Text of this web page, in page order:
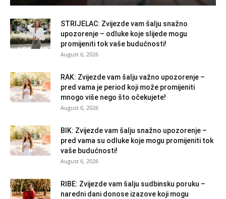
STRIJELAC: Zvijezde vam šalju snažno
upozorenje – odluke koje slijede mogu
promijeniti tok vaše budućnosti!
August 6, 2026
RAK: Zvijezde vam šalju važno upozorenje –
pred vama je period koji može promijeniti
mnogo više nego što očekujete!
August 6, 2026
BIK: Zvijezde vam šalju snažno upozorenje –
pred vama su odluke koje mogu promijeniti tok
vaše budućnosti!
August 6, 2026
RIBE: Zvijezde vam šalju sudbinsku poruku –
naredni dani donose izazove koji mogu